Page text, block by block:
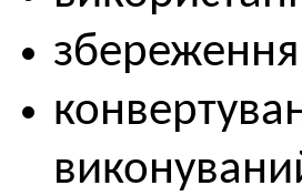
збереження